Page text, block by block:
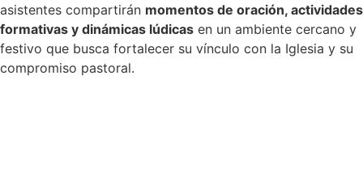
asistentes compartirán momentos de oración, actividades
formativas y dinámicas lúdicas en un ambiente cercano y
festivo que busca fortalecer su vínculo con la Iglesia y su
compromiso pastoral.